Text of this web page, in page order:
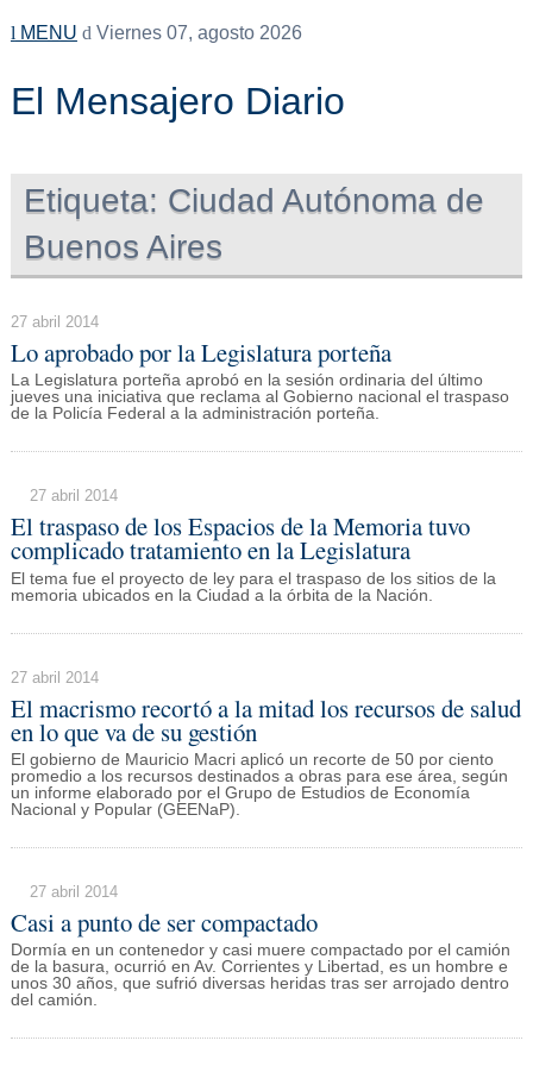
MENU Viernes 07, agosto 2026
El Mensajero Diario
Etiqueta: Ciudad Autónoma de
Buenos Aires
27 abril 2014
Lo aprobado por la Legislatura porteña
La Legislatura porteña aprobó en la sesión ordinaria del último
jueves una iniciativa que reclama al Gobierno nacional el traspaso
de la Policía Federal a la administración porteña.
27 abril 2014
El traspaso de los Espacios de la Memoria tuvo
complicado tratamiento en la Legislatura
El tema fue el proyecto de ley para el traspaso de los sitios de la
memoria ubicados en la Ciudad a la órbita de la Nación.
27 abril 2014
El macrismo recortó a la mitad los recursos de salud
en lo que va de su gestión
El gobierno de Mauricio Macri aplicó un recorte de 50 por ciento
promedio a los recursos destinados a obras para ese área, según
un informe elaborado por el Grupo de Estudios de Economía
Nacional y Popular (GEENaP).
27 abril 2014
Casi a punto de ser compactado
Dormía en un contenedor y casi muere compactado por el camión
de la basura, ocurrió en Av. Corrientes y Libertad, es un hombre e
unos 30 años, que sufrió diversas heridas tras ser arrojado dentro
del camión.